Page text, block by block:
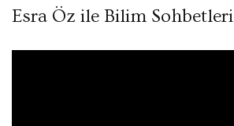
Esra Öz ile Bilim Sohbetleri